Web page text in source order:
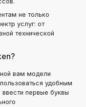
не только
услуг: от
технической
вам модели
удобным
первые буквы